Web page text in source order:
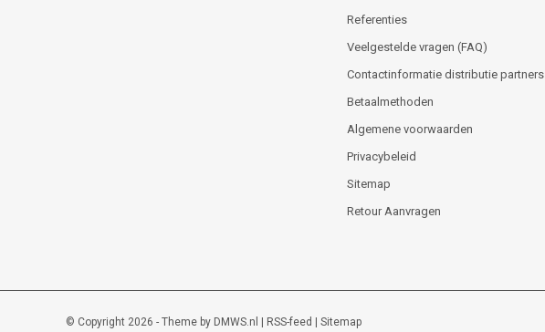
Referenties
Veelgestelde vragen (FAQ)
Contactinformatie distributie partners
Betaalmethoden
Algemene voorwaarden
Privacybeleid
Sitemap
Retour Aanvragen
© Copyright 2026 - Theme by DMWS.nl | RSS-feed | Sitemap